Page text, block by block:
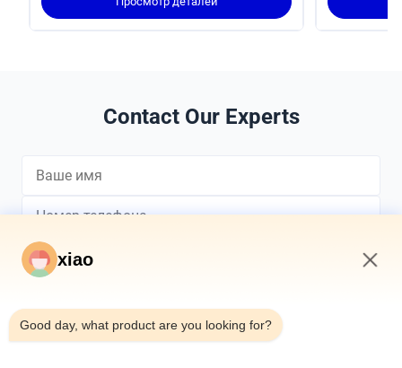
6022
Contact Our Experts
*
xiao
Good day, what product are you looking for?